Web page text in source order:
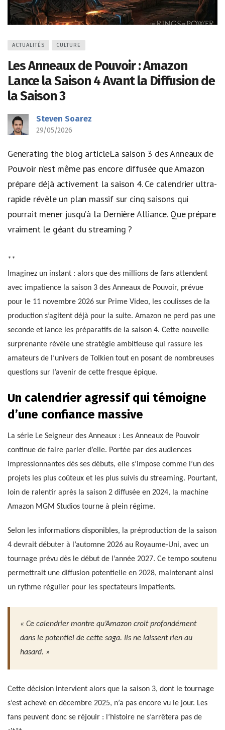
ACTUALITÉS CULTURE
Les Anneaux de Pouvoir : Amazon
Lance la Saison 4 Avant la Diffusion de
la Saison 3
Steven Soarez
29/05/2026
Generating the blog articleLa saison 3 des Anneaux de
Pouvoir n’est même pas encore diffusée que Amazon
prépare déjà activement la saison 4. Ce calendrier ultra-
rapide révèle un plan massif sur cinq saisons qui
pourrait mener jusqu’à la Dernière Alliance. Que prépare
vraiment le géant du streaming ?
**
Imaginez un instant : alors que des millions de fans attendent
avec impatience la saison 3 des Anneaux de Pouvoir, prévue
pour le 11 novembre 2026 sur Prime Video, les coulisses de la
production s’agitent déjà pour la suite. Amazon ne perd pas une
seconde et lance les préparatifs de la saison 4. Cette nouvelle
surprenante révèle une stratégie ambitieuse qui rassure les
amateurs de l’univers de Tolkien tout en posant de nombreuses
questions sur l’avenir de cette fresque épique.
Un calendrier agressif qui témoigne
d’une confiance massive
La série Le Seigneur des Anneaux : Les Anneaux de Pouvoir
continue de faire parler d’elle. Portée par des audiences
impressionnantes dès ses débuts, elle s’impose comme l’un des
projets les plus coûteux et les plus suivis du streaming. Pourtant,
loin de ralentir après la saison 2 diffusée en 2024, la machine
Amazon MGM Studios tourne à plein régime.
Selon les informations disponibles, la préproduction de la saison
4 devrait débuter à l’automne 2026 au Royaume-Uni, avec un
tournage prévu dès le début de l’année 2027. Ce tempo soutenu
permettrait une diffusion potentielle en 2028, maintenant ainsi
un rythme régulier pour les spectateurs impatients.
« Ce calendrier montre qu’Amazon croit profondément
dans le potentiel de cette saga. Ils ne laissent rien au
hasard. »
Cette décision intervient alors que la saison 3, dont le tournage
s’est achevé en décembre 2025, n’a pas encore vu le jour. Les
fans peuvent donc se réjouir : l’histoire ne s’arrêtera pas de